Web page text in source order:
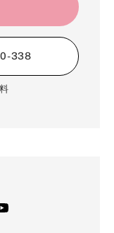
338